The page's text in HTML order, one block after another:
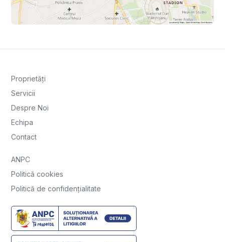
Proprietăți
Servicii
Despre Noi
Echipa
Contact
ANPC
Politică cookies
Politică de confidențialitate